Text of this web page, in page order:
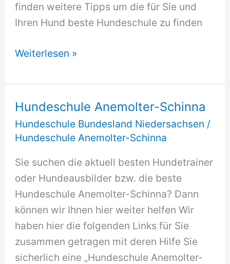
finden weitere Tipps um die für Sie und
Ihren Hund beste Hundeschule zu finden
Hundeschule
Weiterlesen »
Hundeschule Anemolter-Schinna
Hundeschule Bundesland Niedersachsen /
Hundeschule Anemolter-Schinna
Sie suchen die aktuell besten Hundetrainer
oder Hundeausbilder bzw. die beste
Hundeschule Anemolter-Schinna? Dann
können wir Ihnen hier weiter helfen Wir
haben hier die folgenden Links für Sie
zusammen getragen mit deren Hilfe Sie
sicherlich eine „Hundeschule Anemolter-